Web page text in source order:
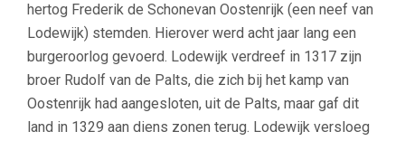
hertog Frederik de Schonevan Oostenrijk (een neef van
Lodewijk) stemden. Hierover werd acht jaar lang een
burgeroorlog gevoerd. Lodewijk verdreef in 1317 zijn
broer Rudolf van de Palts, die zich bij het kamp van
Oostenrijk had aangesloten, uit de Palts, maar gaf dit
land in 1329 aan diens zonen terug. Lodewijk versloeg